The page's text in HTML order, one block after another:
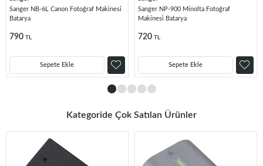
Sanger NB-6L Canon Fotoğraf Makinesi
Batarya
790 TL
Sepete Ekle
Sanger NP-900 Minolta Fotoğraf
Makinesi Batarya
720 TL
Sepete Ekle
Kategoride Çok Satılan Ürünler